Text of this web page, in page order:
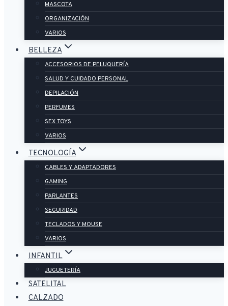
MASCOTA
ORGANIZACIÓN
VARIOS
BELLEZA
ACCESORIOS DE PELUQUERÍA
SALUD Y CUIDADO PERSONAL
DEPILACIÓN
PERFUMES
SEX TOYS
VARIOS
TECNOLOGÍA
CABLES Y ADAPTADORES
GAMING
PARLANTES
SEGURIDAD
TECLADOS Y MOUSE
VARIOS
INFANTIL
JUGUETERÍA
SATELITAL
CALZADO